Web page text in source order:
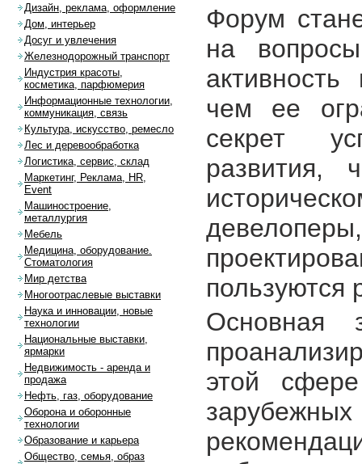
Форум
на
чем ее
секрет
развития,
пользуются
Основная
этой
Дизайн, реклама, оформление
Дом, интерьер
Досуг и увлечения
Железнодорожный транспорт
Индустрия красоты,
косметика, парфюмерия
Информационные технологии,
коммуникация, связь
Культура, искусство, ремесло
Лес и деревообработка
Логистика, сервис, склад
Маркетинг, Реклама, HR,
Event
Машиностроение,
металлургия
Мебель
Медицина, оборудование.
Стоматология
Мир детства
Многоотраслевые выставки
Наука и инновации, новые
технологии
Национальные выставки,
ярмарки
Недвижимость - аренда и
продажа
Нефть, газ, оборудование
Оборона и оборонные
технологии
Образование и карьера
Общество, семья, образ